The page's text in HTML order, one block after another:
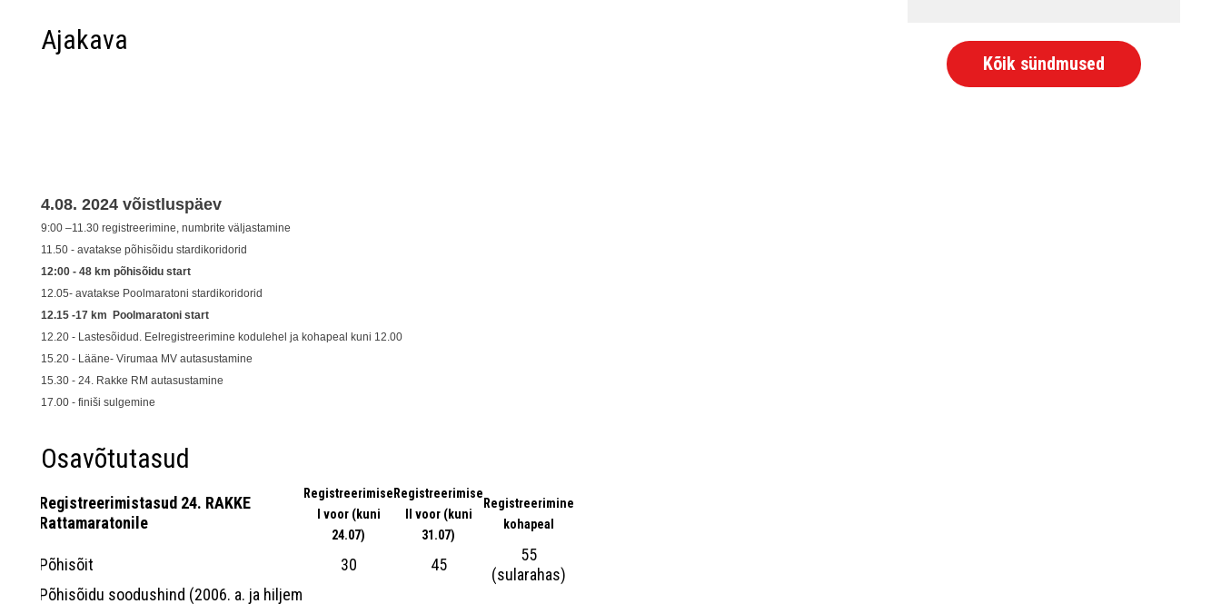
Ajakava
4.08. 2024 võistluspäev
9:00 –11.30 registreerimine, numbrite väljastamine
11.50 - avatakse põhisõidu stardikoridorid
12:00 - 48 km põhisõidu start
12.05- avatakse Poolmaratoni stardikoridorid
12.15 -17 km Poolmaratoni start
12.20 - Lastesõidud. Eelregistreerimine kodulehel ja kohapeal kuni 12.00
15.20 - Lääne- Virumaa MV autasustamine
15.30 - 24. Rakke RM autasustamine
17.00 - finiši sulgemine
Osavõtutasud
Registreerimistasud 24. RAKKE
Rattamaratonile
Registreerimise
I voor (kuni
24.07)
Registreerimise
II voor (kuni
31.07)
Registreerimine
kohapeal
Põhisõit 30 45
55
(sularahas)
Põhisõidu soodushind (2006. a. ja hiljem
Kõik sündmused